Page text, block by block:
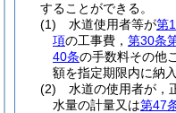
することができる。
(1)
水道使用者等が第
項の工事費， 第30条
40条の手数料その他
額を指定期限内に納
(2)
水道の使用者が，
水量の計量又は第47